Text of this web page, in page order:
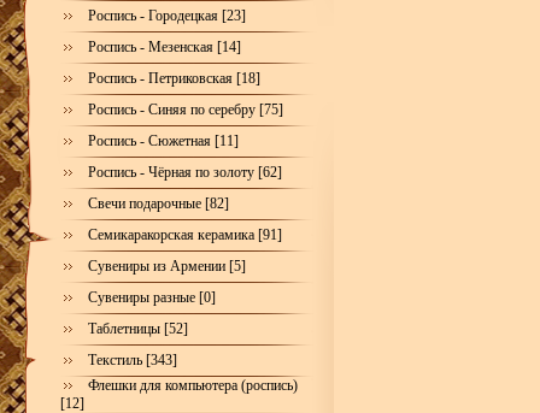
Роспись - Городецкая [23]
Роспись - Мезенская [14]
Роспись - Петриковская [18]
Роспись - Синяя по серебру [75]
Роспись - Сюжетная [11]
Роспись - Чёрная по золоту [62]
Свечи подарочные [82]
Семикаракорская керамика [91]
Сувениры из Армении [5]
Сувениры разные [0]
Таблетницы [52]
Текстиль [343]
Флешки для компьютера (роспись)
[12]